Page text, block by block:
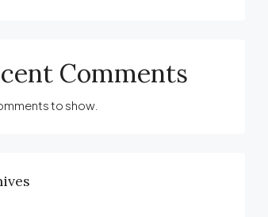
Comments
to show.